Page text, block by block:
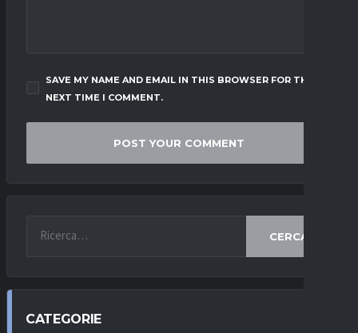
SAVE MY NAME AND EMAIL IN THIS BROWSER FOR THE
NEXT TIME I COMMENT.
CERCA
CATEGORIE